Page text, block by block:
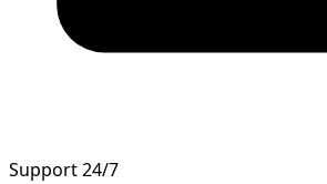
Support 24/7